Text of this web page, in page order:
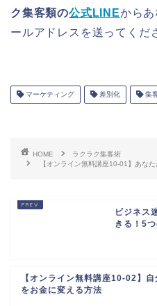
ク集客類の公式LINEから
ールアドレスを送ってくだ
マーケティング 差別化 集
HOME
ラクラク集客術
【オンライン無料講座10-01】あな
ビジネス
きる！5つ
【オンライン無料講座10-02】自
をお金に変える方法